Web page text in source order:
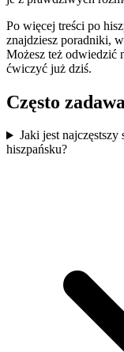
Po więcej treści po
znajdziesz poradniki,
Możesz też odwiedzić
ćwiczyć już dziś.
Często
Jaki jest
hiszpańsku?